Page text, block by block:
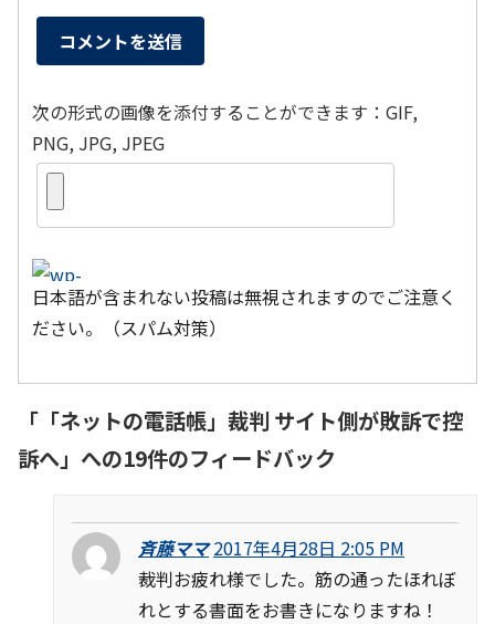
次の形式の画像を添付することができます：GIF,
PNG, JPG, JPEG
日本語が含まれない投稿は無視されますのでご注意く
ださい。（スパム対策）
「 「ネットの電話帳」裁判 サイト側が敗訴で控
訴へ」への19件のフィードバック
斉藤ママ 2017年4月28日 2:05 PM
裁判お疲れ様でした。筋の通ったほれぼ
れとする書面をお書きになりますね！